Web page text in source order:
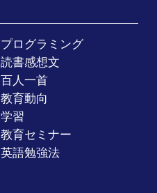
プログラミング
読書感想文
百人一首
教育動向
学習
教育セミナー
英語勉強法